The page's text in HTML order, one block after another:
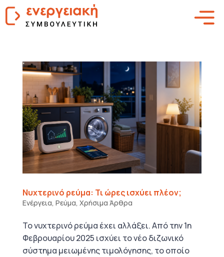
Νυχτερινό ρεύμα: Τι ώρες ισχύει πλέον;
Ενέργεια, Ρεύμα, Χρήσιμα Άρθρα
Το νυχτερινό ρεύμα έχει αλλάξει. Από την 1η
Φεβρουαρίου 2025 ισχύει το νέο διζωνικό
σύστημα μειωμένης τιμολόγησης, το οποίο